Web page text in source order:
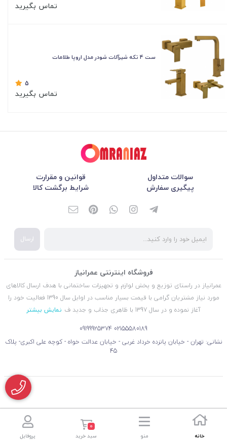
تماس بگیرید
ست 4 تکه شیرآلات شودر مدل اروپا طلامات
5
تماس بگیرید
سوالات متداول
قوانین و مقرارت
پیگیری سفارش
شرایط برگشت کالا
ارسال
فروشگاه اینترنتی عمرانیاز
عمرانیاز در راستای توزیع و پخش لوازم و تجهیزات ساختمانی با هدف ارسال کالاهای
مورد نیاز مشتریان گرامی با قیمت بسیار مناسب در اوایل سال 1390 فعالیت خود را
آغاز نموده و در سال 1397 با ظاهری جذاب و جدید ف
نمایش بیشتر
02155580189
09199925374
نشانی: تهران - خیابان پانزده خرداد غربی - خیابان عدالت خواه - کوچه علی اکبری- پلاک
45
خانه منو
0
سبد خرید پروفایل